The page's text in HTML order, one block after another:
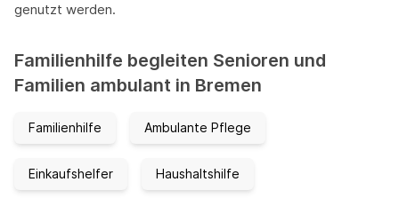
genutzt werden.
Familienhilfe begleiten Senioren und
Familien ambulant in Bremen
Familienhilfe Ambulante Pflege
Einkaufshelfer Haushaltshilfe